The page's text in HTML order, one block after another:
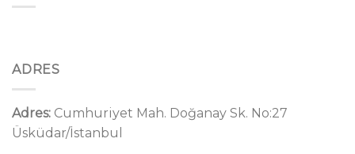
ADRES
Adres: Cumhuriyet Mah. Doğanay Sk. No:27
Üsküdar/İstanbul